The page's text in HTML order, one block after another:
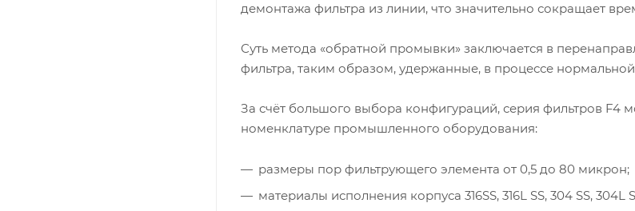
демонтажа фильтра из линии, что значительно сокращает
Суть метода «обратной промывки» заключается в
фильтра, таким образом, удержанные, в процессе
За счёт большого выбора конфигураций, серия фильтров
номенклатуре промышленного оборудования:
размеры пор фильтрующего элемента от 0,5 до 80 микрон;
материалы исполнения корпуса 316SS, 316L SS, 304 SS, 304L